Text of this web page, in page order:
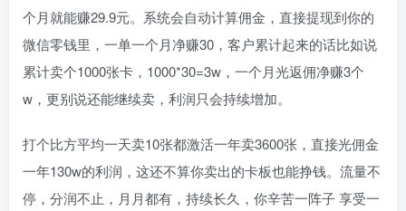
个月就能赚29.9元。系统会自动计算佣金，直接提现到你的
微信零钱里，一单一个月净赚30，客户累计起来的话比如说
累计卖个1000张卡，1000*30=3w，一个月光返佣净赚3个
w，更别说还能继续卖，利润只会持续增加。
打个比方平均一天卖10张都激活一年卖3600张，直接光佣金
一年130w的利润，这还不算你卖出的卡板也能挣钱。流量不
停，分润不止，月月都有，持续长久，你辛苦一阵子 享受一